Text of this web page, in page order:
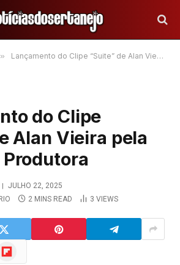
» Lançamento do Clipe “Suite” de Alan Vieira pela Som Star Produtora
do Clipe
Alan Vieira pela
JULHO 22, 2025
2 MINS READ 3 VIEWS
Flipboard